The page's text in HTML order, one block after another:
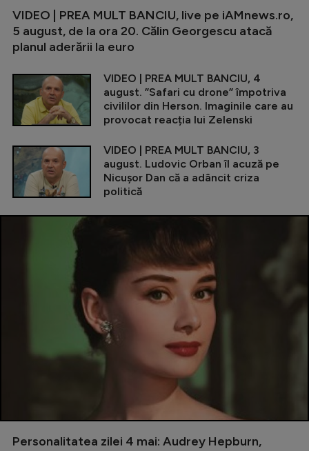
VIDEO | PREA MULT BANCIU, live pe iAMnews.ro,
5 august, de la ora 20. Călin Georgescu atacă
planul aderării la euro
VIDEO | PREA MULT BANCIU, 4
august. ”Safari cu drone” împotriva
civililor din Herson. Imaginile care au
provocat reacția lui Zelenski
VIDEO | PREA MULT BANCIU, 3
august. Ludovic Orban îl acuză pe
Nicușor Dan că a adâncit criza
politică
Personalitatea zilei 4 mai: Audrey Hepburn,